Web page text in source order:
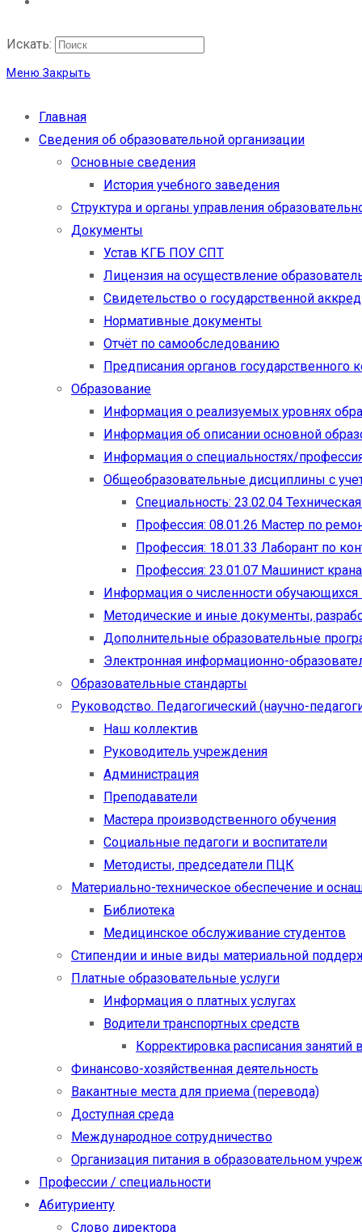
Искать:
Меню Закрыть
Главная
Сведения об образовательной организации
Основные сведения
История учебного заведения
Структура и органы управления
Документы
Устав КГБ ПОУ СПТ
Лицензия на осуществление
Свидетельство о государственной
Нормативные документы
Отчёт по самообследованию
Предписания органов государственного
Образование
Информация о реализуемых уровнях
Информация об описании основной
Информация о специальностях/
Общеобразовательные дисциплины с
Специальность: 23.02.04
Профессия: 08.01.26 Мастер по
Профессия: 18.01.33 Лаборант по
Профессия: 23.01.07 Машинист
Информация о численности
Методические и иные документы,
Дополнительные образовательные
Электронная информационно-
Образовательные стандарты
Руководство. Педагогический (научно-
Наш коллектив
Руководитель учреждения
Администрация
Преподаватели
Мастера производственного обучения
Социальные педагоги и воспитатели​
Методисты, председатели ПЦК
Материально-техническое обеспечение и
Библиотека
Медицинское обслуживание студентов
Стипендии и иные виды материальной
Платные образовательные услуги
Информация о платных услугах
Водители транспортных средств
Корректировка расписания занятий
Финансово-хозяйственная деятельность
Вакантные места для приема (перевода)
Доступная среда
Международное сотрудничество
Организация питания в образовательном
Профессии / специальности
Абитуриенту
Слово директора